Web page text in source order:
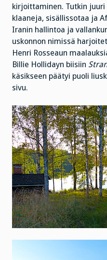
kirjoittaminen. Tutkin juuri
klaaneja, sisällissotaa ja
Iranin hallintoa ja
uskonnon nimissä
Henri Rosseaun
Billie Hollidayn biisiin
käsikseen päätyi puoli
sivu.